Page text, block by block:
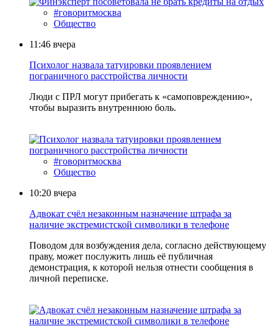
#говоритмосква
Общество
11:46 вчера
Психолог назвала татуировки проявлением
пограничного расстройства личности
Люди с ПРЛ могут прибегать к «самоповреждению»,
чтобы выразить внутреннюю боль.
#говоритмосква
Общество
10:20 вчера
Адвокат счёл незаконным назначение штрафа за
наличие экстремистской символики в телефоне
Поводом для возбуждения дела, согласно действующему
праву, может послужить лишь её публичная
демонстрация, к которой нельзя отнести сообщения в
личной переписке.